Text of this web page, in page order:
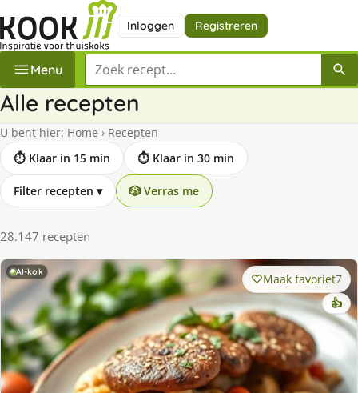
Inloggen Registreren
Menu Zoek een recept
Alle recepten
U bent hier: Home › Recepten
⏱ Klaar in 15 min
⏱ Klaar in 30 min
Filter recepten ▾ 🎲 Verras me
28.147 recepten
AI-kok Maak favoriet7
👍